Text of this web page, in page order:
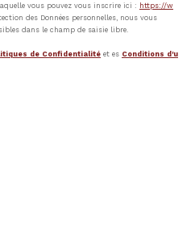
vous pouvez vous inscrire ici : https://w
des Données personnelles, nous vous
dans le champ de saisie libre.
de Confidentialité et es Conditions d'u